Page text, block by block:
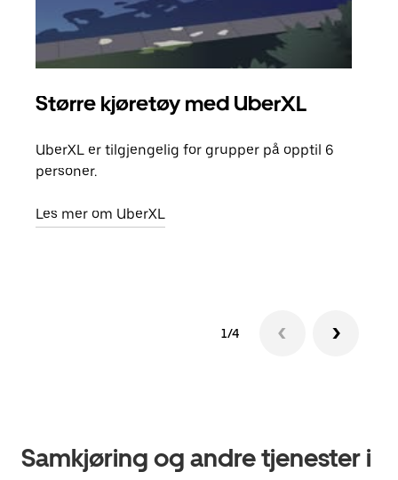
Større kjøretøy med UberXL
UberXL er tilgjengelig for grupper på opptil 6
personer.
Les mer om UberXL
1/4
Samkjøring og andre tjenester i